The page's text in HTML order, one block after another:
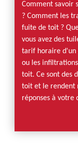
Comment savoir
? Comment les
fuite de toit ?
vous avez des
tarif horaire d'un
ou les
toit. Ce sont des
toit et le rendent
réponses à votre